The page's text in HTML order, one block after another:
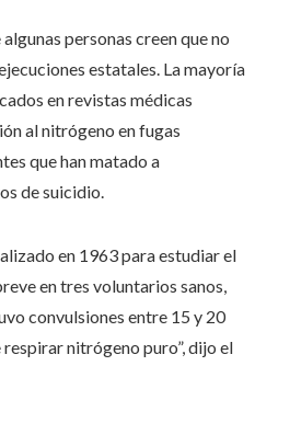
personas creen que no
estatales. La mayoría
en revistas médicas
al nitrógeno en fugas
que han matado a
de suicidio.
en 1963 para estudiar el
en tres voluntarios sanos,
convulsiones entre 15 y 20
respirar nitrógeno puro”, dijo el